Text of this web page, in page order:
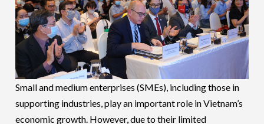
Small and medium enterprises (SMEs), including those in
supporting industries, play an important role in Vietnam’s
economic growth. However, due to their limited